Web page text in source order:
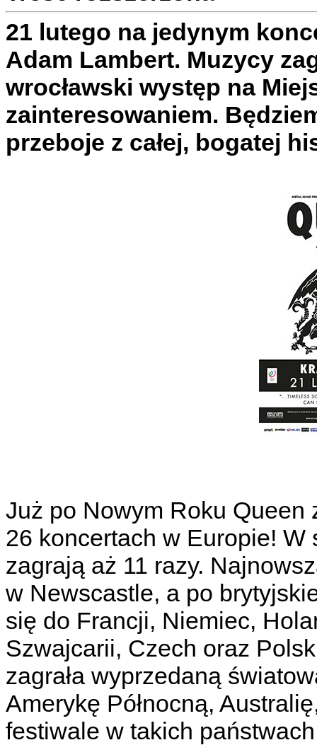
21 lutego na jedynym
Adam Lambert. Muzycy
wrocławski występ na
zainteresowaniem.
przeboje z całej, bogatej
Już po Nowym Roku Queen
26 koncertach w Europie!
zagrają aż 11 razy.
w Newscastle, a po
się do Francji, Niemiec,
Szwajcarii, Czech oraz
zagrała wyprzedaną
Amerykę Północną,
festiwale w takich